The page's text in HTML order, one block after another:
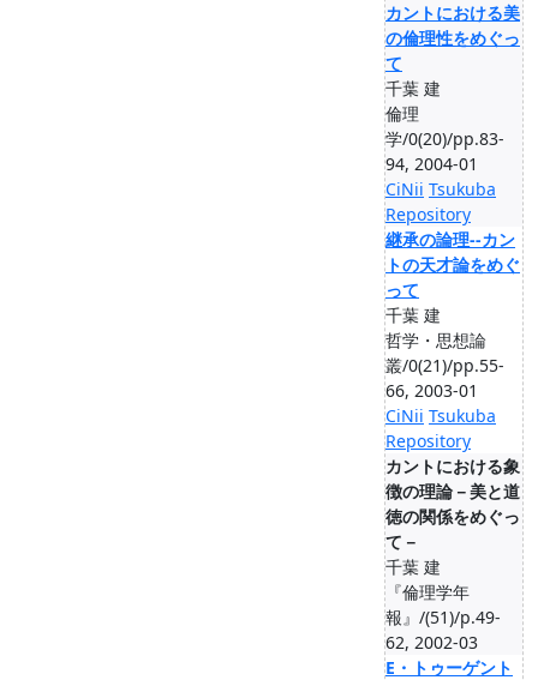
カントにおける美
の倫理性をめぐっ
て
千葉 建
倫理
学/0(20)/pp.83-
94, 2004-01
CiNii Tsukuba
Repository
継承の論理--カン
トの天才論をめぐ
って
千葉 建
哲学・思想論
叢/0(21)/pp.55-
66, 2003-01
CiNii Tsukuba
Repository
カントにおける象
徴の理論－美と道
徳の関係をめぐっ
て－
千葉 建
『倫理学年
報』/(51)/p.49-
62, 2002-03
E・トゥーゲント